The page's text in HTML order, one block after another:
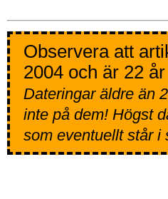
Observera att
2004 och är 22
Dateringar äldre än
inte på dem! Högst
som eventuellt står i